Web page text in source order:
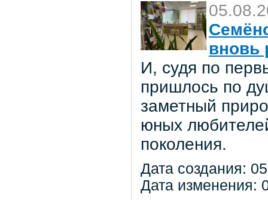
вновь
И, судя по
пришлось по
заметный
юных
поколения.
Дата создания:
Дата изменения: